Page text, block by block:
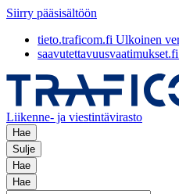
Siirry pääsisältöön
tieto.traficom.fi Ulkoinen
saavutettavuusvaatimukset.fi
Liikenne- ja viestintävirasto
Hae
Sulje
Hae
Hae